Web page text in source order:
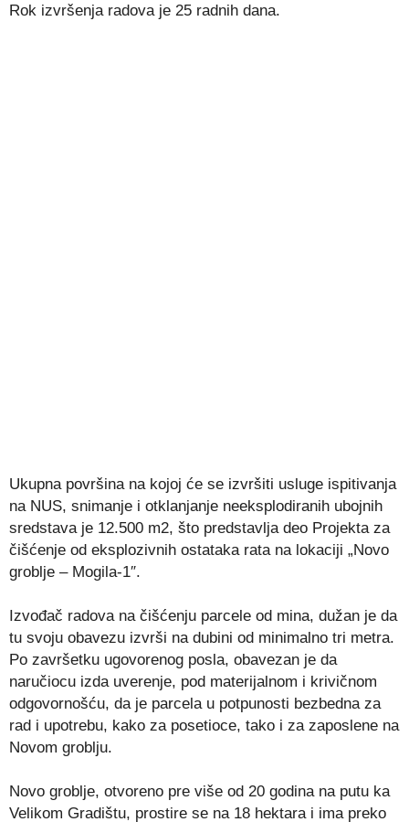
Rok izvršenja radova je 25 radnih dana.
Ukupna površina na kojoj će se izvršiti usluge ispitivanja
na NUS, snimanje i otklanjanje neeksplodiranih ubojnih
sredstava je 12.500 m2, što predstavlja deo Projekta za
čišćenje od eksplozivnih ostataka rata na lokaciji „Novo
groblje – Mogila-1″.
Izvođač radova na čišćenju parcele od mina, dužan je da
tu svoju obavezu izvrši na dubini od minimalno tri metra.
Po završetku ugovorenog posla, obavezan je da
naručiocu izda uverenje, pod materijalnom i krivičnom
odgovornošću, da je parcela u potpunosti bezbedna za
rad i upotrebu, kako za posetioce, tako i za zaposlene na
Novom groblju.
Novo groblje, otvoreno pre više od 20 godina na putu ka
Velikom Gradištu, prostire se na 18 hektara i ima preko